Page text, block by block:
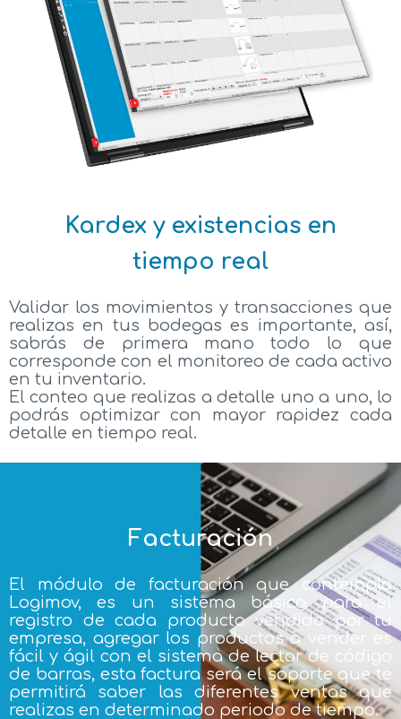
Kardex y existencias en
tiempo real
Validar los movimientos y transacciones que
realizas en tus bodegas es importante, así,
sabrás de primera mano todo lo que
corresponde con el monitoreo de cada activo
en tu inventario.
El conteo que realizas a detalle uno a uno, lo
podrás optimizar con mayor rapidez cada
detalle en tiempo real.
Facturación
El módulo de facturación que contempla
Logimov, es un sistema básico para el
registro de cada producto vendido por tu
empresa, agregar los productos a vender es
fácil y ágil con el sistema de lector de código
de barras, esta factura será el soporte que te
permitirá saber las diferentes ventas que
realizas en determinado periodo de tiempo.